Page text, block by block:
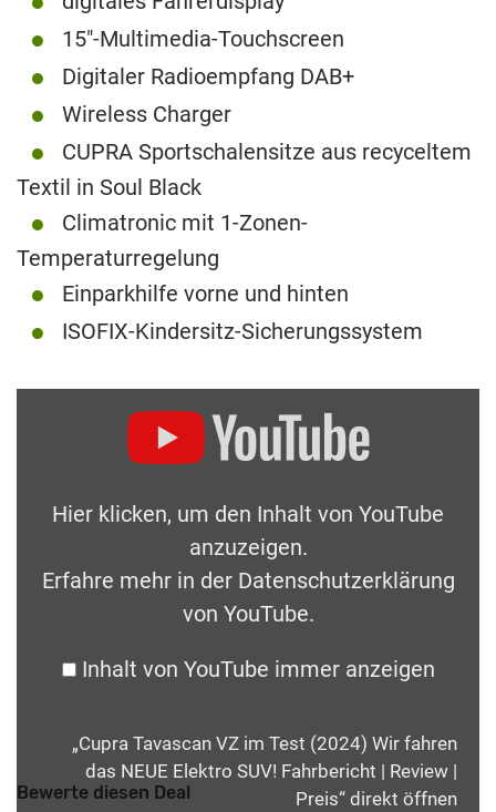
15″-Multimedia-Touchscreen
Digitaler Radioempfang DAB+
Wireless Charger
CUPRA Sportschalensitze aus recyceltem
Textil in Soul Black
Climatronic mit 1-Zonen-
Temperaturregelung
Einparkhilfe vorne und hinten
ISOFIX-Kindersitz-Sicherungssystem
Hier klicken, um den Inhalt von YouTube
anzuzeigen.
Erfahre mehr in der Datenschutzerklärung
von YouTube.
Inhalt von YouTube immer anzeigen
„Cupra Tavascan VZ im Test (2024) Wir fahren
das NEUE Elektro SUV! Fahrbericht | Review |
Preis“ direkt öffnen
Bewerte diesen Deal